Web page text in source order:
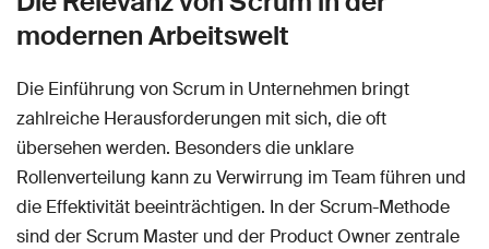
modernen Arbeitswelt
Die Einführung von Scrum in Unternehmen bringt
zahlreiche Herausforderungen mit sich, die oft
übersehen werden. Besonders die unklare
Rollenverteilung kann zu Verwirrung im Team führen und
die Effektivität beeinträchtigen. In der Scrum-Methode
sind der Scrum Master und der Product Owner zentrale